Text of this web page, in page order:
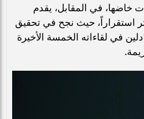
مباريات خاضها، في المقابل، يقدم
استقراراً، حيث نجح في تحقيق
في لقاءاته الخمسة الأخيرة